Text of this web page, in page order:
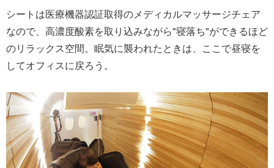
シートは医療機器認証取得のメディカルマッサージチェア
なので、高濃度酸素を取り込みながら"寝落ち"ができるほど
のリラックス空間。眠気に襲われたときは、ここで昼寝を
してオフィスに戻ろう。